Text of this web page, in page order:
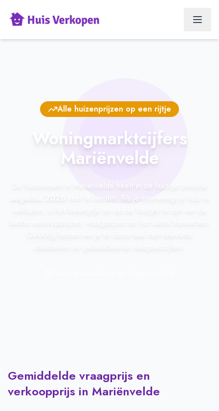
Alle huizenprijzen op een rijtje
Woningmarktcijfers
Mariënvelde
De huizenmarkt in Mariënvelde heeft in de huidige periode
veel te bieden. Als je overweegt je huis te
Gemiddelde vraagprijs en
verkoopprijs in Mariënvelde